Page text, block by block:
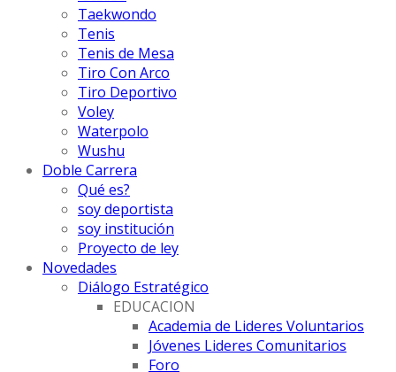
Taekwondo
Tenis
Tenis de Mesa
Tiro Con Arco
Tiro Deportivo
Voley
Waterpolo
Wushu
Doble Carrera
Qué es?
soy deportista
soy institución
Proyecto de ley
Novedades
Diálogo Estratégico
EDUCACION
Academia de Lideres Voluntarios
Jóvenes Lideres Comunitarios
Foro